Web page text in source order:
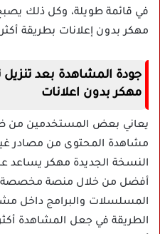
مهكر بدون إعلانات بطريقة
مهكر بدون اعلانات
يعاني بعض المستخدمين من
النسخة الجديدة مهكر يساعد
أفضل من خلال منصة مخصصة
المسلسلات والبرامج داخل
الطريقة في جعل المشاهدة أكثر